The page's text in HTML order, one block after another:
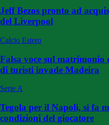
Jeff Bezos pronto ad
del Liverpool
Calcio Estero
Falsa voce sul
di turisti invade Madeira
Serie A
Tegola per il Napoli, si fa
condizioni del giocatore